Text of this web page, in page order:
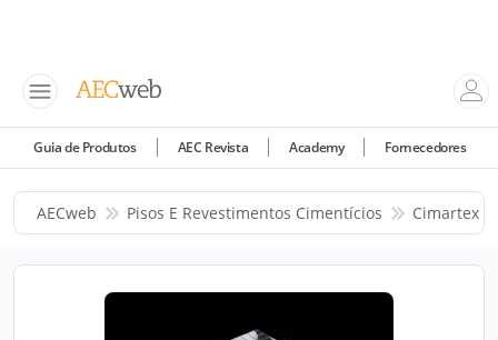
Guia de Produtos AEC Revista Academy Fornecedores
AECweb Pisos E Revestimentos Cimentícios Cimartex